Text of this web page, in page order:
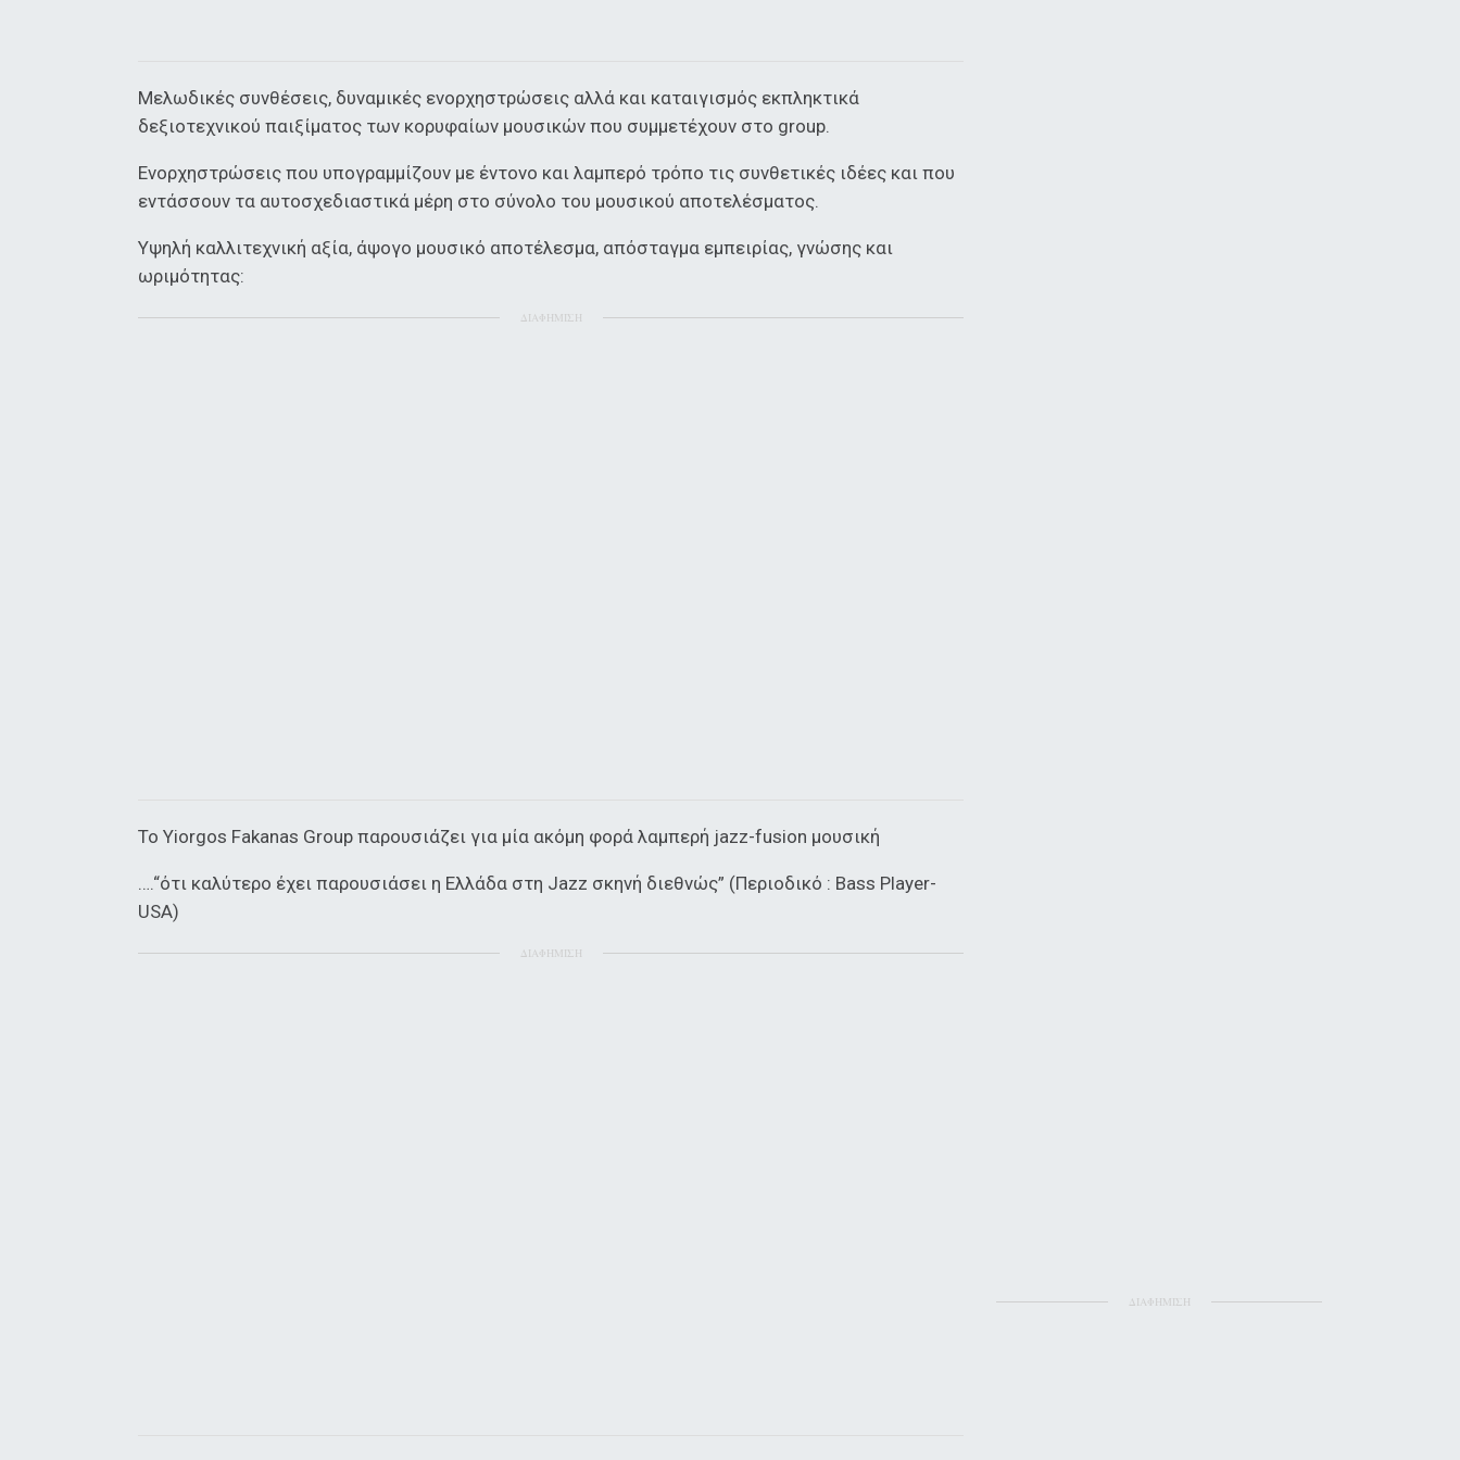
Μελωδικές συνθέσεις, δυναμικές ενορχηστρώσεις αλλά και καταιγισμός εκπληκτικά
δεξιοτεχνικού παιξίματος των κορυφαίων μουσικών που συμμετέχουν στο group.
Ενορχηστρώσεις που υπογραμμίζουν με έντονο και λαμπερό τρόπο τις συνθετικές ιδέες και που
εντάσσουν τα αυτοσχεδιαστικά μέρη στο σύνολο του μουσικού αποτελέσματος.
Υψηλή καλλιτεχνική αξία, άψογο μουσικό αποτέλεσμα, απόσταγμα εμπειρίας, γνώσης και
ωριμότητας:
ΔΙΑΦΗΜΙΣΗ
To Yiorgos Fakanas Group παρουσιάζει για μία ακόμη φορά λαμπερή jazz-fusion μουσική
….“ότι καλύτερο έχει παρουσιάσει η Ελλάδα στη Jazz σκηνή διεθνώς” (Περιοδικό : Bass Player-
USA)
ΔΙΑΦΗΜΙΣΗ
ΔΙΑΦΗΜΙΣΗ